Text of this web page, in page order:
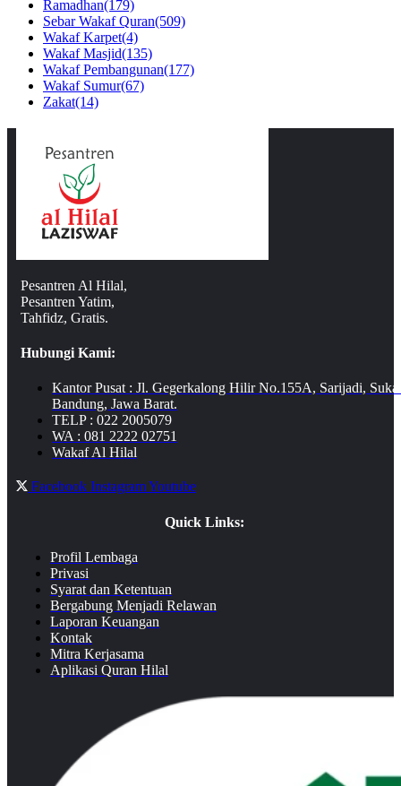
Ramadhan(179)
Sebar Wakaf Quran(509)
Wakaf Karpet(4)
Wakaf Masjid(135)
Wakaf Pembangunan(177)
Wakaf Sumur(67)
Zakat(14)
Pesantren Al Hilal,
Pesantren Yatim,
Tahfidz, Gratis.
Hubungi Kami:
Kantor Pusat : Jl. Gegerkalong Hilir No.155A, Sarijadi,
Bandung, Jawa Barat.
TELP : 022 2005079
WA : 081 2222 02751
Wakaf Al Hilal
Facebook InstagramYoutube
Quick Links:
Profil Lembaga
Privasi
Syarat dan Ketentuan
Bergabung Menjadi Relawan
Laporan Keuangan
Kontak
Mitra Kerjasama
Aplikasi Quran Hilal